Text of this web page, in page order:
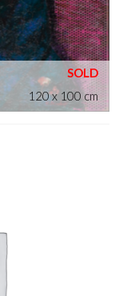
120 x 100 cm